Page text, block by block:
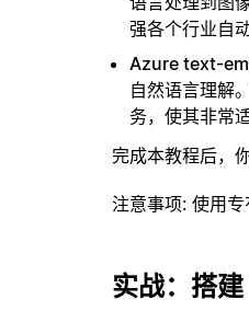
强各个行业自
Azure text-
自然语言理解
务，使其非常
完成本教程后，
注意事项: 使用专
实战：搭